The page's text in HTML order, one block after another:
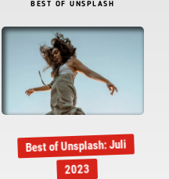
BEST OF UNSPLASH
Best of Unsplash: Juli
2023